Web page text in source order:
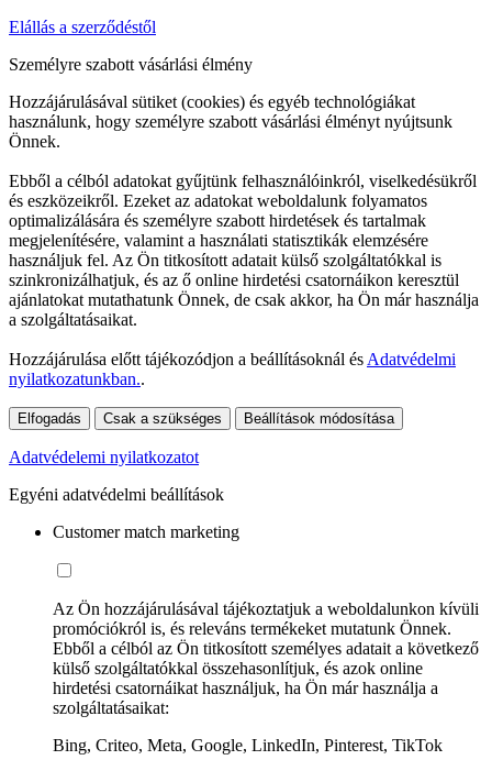
Elállás a szerződéstől
Személyre szabott vásárlási élmény
Hozzájárulásával sütiket (cookies) és egyéb technológiákat
használunk, hogy személyre szabott vásárlási élményt nyújtsunk
Önnek.
Ebből a célból adatokat gyűjtünk felhasználóinkról, viselkedésükről
és eszközeikről. Ezeket az adatokat weboldalunk folyamatos
optimalizálására és személyre szabott hirdetések és tartalmak
megjelenítésére, valamint a használati statisztikák elemzésére
használjuk fel. Az Ön titkosított adatait külső szolgáltatókkal is
szinkronizálhatjuk, és az ő online hirdetési csatornáikon keresztül
ajánlatokat mutathatunk Önnek, de csak akkor, ha Ön már használja
a szolgáltatásaikat.
Hozzájárulása előtt tájékozódjon a beállításoknál és Adatvédelmi
nyilatkozatunkban..
Elfogadás Csak a szükséges Beállítások módosítása
Adatvédelemi nyilatkozatot
Egyéni adatvédelmi beállítások
Customer match marketing
Az Ön hozzájárulásával tájékoztatjuk a weboldalunkon kívüli
promóciókról is, és releváns termékeket mutatunk Önnek.
Ebből a célból az Ön titkosított személyes adatait a következő
külső szolgáltatókkal összehasonlítjuk, és azok online
hirdetési csatornáikat használjuk, ha Ön már használja a
szolgáltatásaikat:
Bing, Criteo, Meta, Google, LinkedIn, Pinterest, TikTok